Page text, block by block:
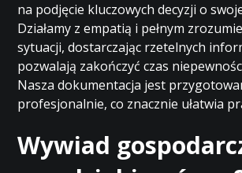
na podjęcie kluczowych decyzji o
Działamy z empatią i pełnym
sytuacji, dostarczając rzetelnych
pozwalają zakończyć czas
Nasza dokumentacja jest
profesjonalnie, co znacznie ułatwia
Wywiad